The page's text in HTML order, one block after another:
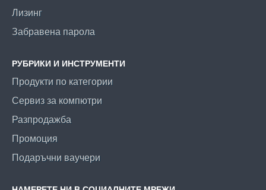
Лизинг
Забравена парола
РУБРИКИ И ИНСТРУМЕНТИ
Продукти по категории
Сервиз за компютри
Разпродажба
Промоция
Подаръчни ваучери